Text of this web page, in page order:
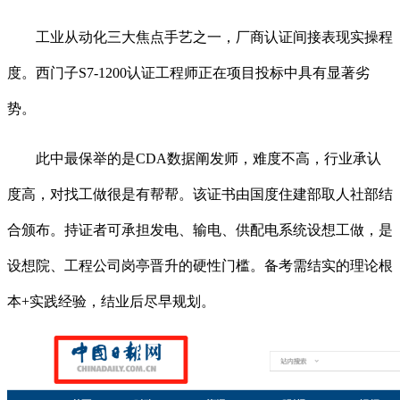
工业从动化三大焦点手艺之一，厂商认证间接表现实操程
度。西门子S7-1200认证工程师正在项目投标中具有显著劣
势。
此中最保举的是CDA数据阐发师，难度不高，行业承认
度高，对找工做很是有帮帮。该证书由国度住建部取人社部结
合颁布。持证者可承担发电、输电、供配电系统设想工做，是
设想院、工程公司岗亭晋升的硬性门槛。备考需结实的理论根
本+实践经验，结业后尽早规划。